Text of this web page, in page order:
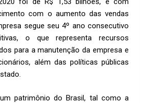
com o aumento das vendas
segue seu 4º ano consecutivo
o que representa recursos
para a manutenção da empresa e
além das políticas públicas
patrimônio do Brasil, tal como a